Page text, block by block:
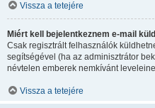
Vissza a tetejére
Miért kell bejelentkeznem e-mail
Csak regisztrált felhasználók
segítségével (ha az adminisztrátor
névtelen emberek nemkívánt
Vissza a tetejére